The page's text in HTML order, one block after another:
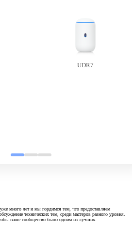
UDR7
много лет и мы гордимся тем, что предоставляем
технических тем, среди мастеров разного уровня.
наше сообщество было одним из лучших.